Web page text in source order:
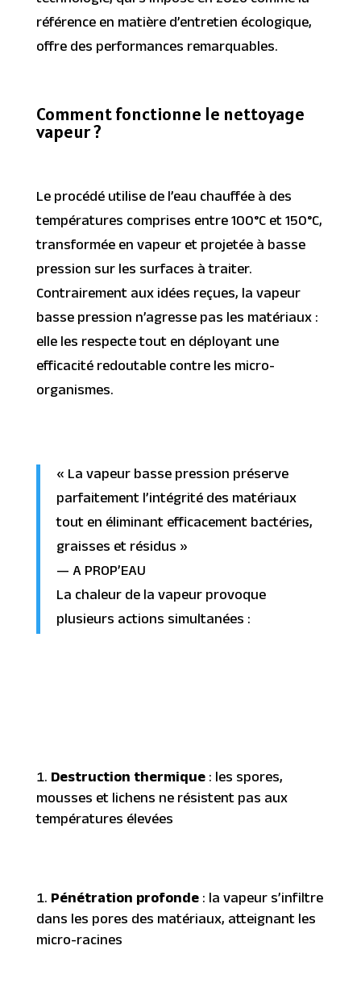
référence en matière d’entretien écologique,
offre des performances remarquables.
Comment fonctionne le nettoyage
vapeur ?
Le procédé utilise de l’eau chauffée à des
températures comprises entre 100°C et 150°C,
transformée en vapeur et projetée à basse
pression sur les surfaces à traiter.
Contrairement aux idées reçues, la vapeur
basse pression n’agresse pas les matériaux :
elle les respecte tout en déployant une
efficacité redoutable contre les micro-
organismes.
« La vapeur basse pression préserve
parfaitement l’intégrité des matériaux
tout en éliminant efficacement bactéries,
graisses et résidus »
— A PROP’EAU
La chaleur de la vapeur provoque
plusieurs actions simultanées :
Destruction thermique: les spores,
mousses et lichens ne résistent pas aux
températures élevées
Pénétration profonde: la vapeur s’infiltre
dans les pores des matériaux, atteignant les
micro-racines